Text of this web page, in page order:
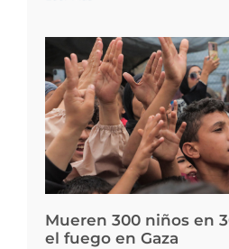
Mueren 300 niños en
el fuego en Gaza